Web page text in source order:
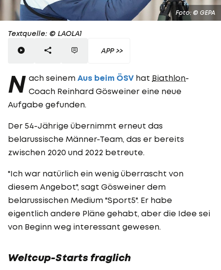
Foto: © GEPA
Textquelle: © LAOLA1
APP >>
N ach seinem Aus beim ÖSV hat Biathlon-
Coach Reinhard Gösweiner eine neue
Aufgabe gefunden.
Der 54-Jährige übernimmt erneut das
belarussische Männer-Team, das er bereits
zwischen 2020 und 2022 betreute.
"Ich war natürlich ein wenig überrascht von
diesem Angebot", sagt Gösweiner dem
belarussischen Medium "Sport5". Er habe
eigentlich andere Pläne gehabt, aber die Idee sei
von Beginn weg interessant gewesen.
Weltcup-Starts fraglich